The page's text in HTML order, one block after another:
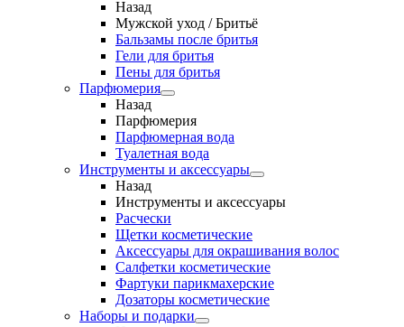
Назад
Мужской уход / Бритьё
Бальзамы после бритья
Гели для бритья
Пены для бритья
Парфюмерия
Назад
Парфюмерия
Парфюмерная вода
Туалетная вода
Инструменты и аксессуары
Назад
Инструменты и аксессуары
Расчески
Щетки косметические
Аксессуары для окрашивания волос
Салфетки косметические
Фартуки парикмахерские
Дозаторы косметические
Наборы и подарки